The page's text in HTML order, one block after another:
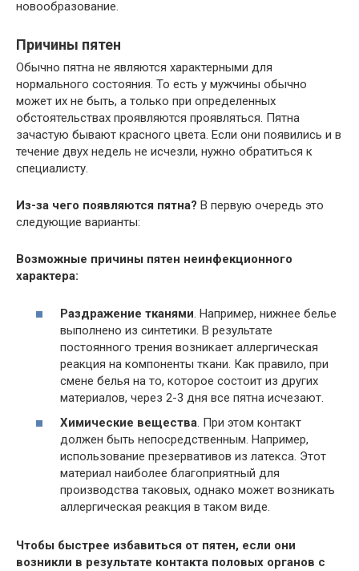
новообразование.
Причины пятен
Обычно пятна не являются характерными для
нормального состояния. То есть у мужчины обычно
может их не быть, а только при определенных
обстоятельствах проявляются проявляться. Пятна
зачастую бывают красного цвета. Если они появились и в
течение двух недель не исчезли, нужно обратиться к
специалисту.
Из-за чего появляются пятна? В первую очередь это
следующие варианты:
Возможные причины пятен неинфекционного
характера:
Раздражение тканями. Например, нижнее белье
выполнено из синтетики. В результате
постоянного трения возникает аллергическая
реакция на компоненты ткани. Как правило, при
смене белья на то, которое состоит из других
материалов, через 2-3 дня все пятна исчезают.
Химические вещества. При этом контакт
должен быть непосредственным. Например,
использование презервативов из латекса. Этот
материал наиболее благоприятный для
производства таковых, однако может возникать
аллергическая реакция в таком виде.
Чтобы быстрее избавиться от пятен, если они
возникли в результате контакта половых органов с